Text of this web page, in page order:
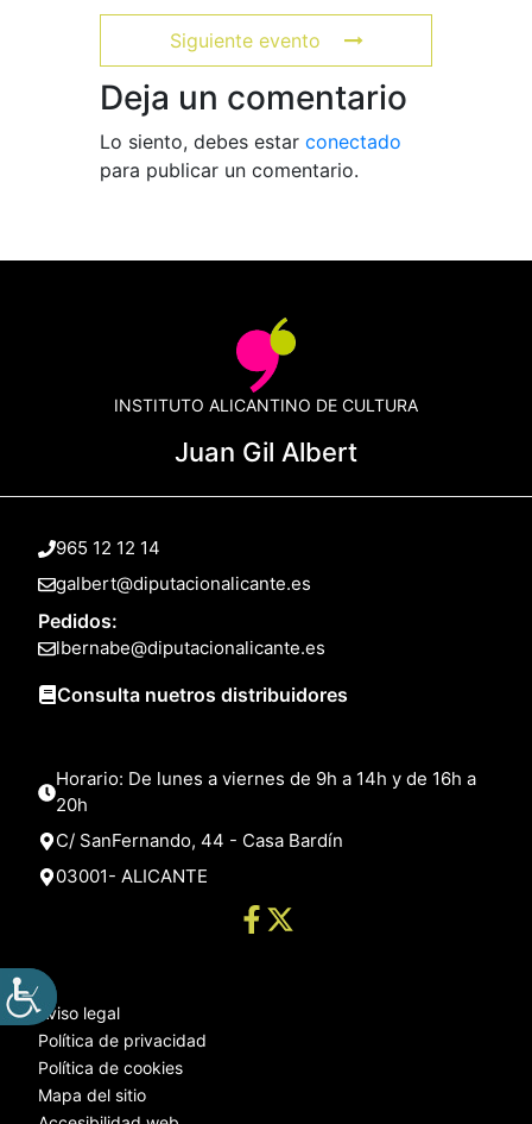
Siguiente evento
Deja un comentario
Lo siento, debes estar conectado
para publicar un comentario.
INSTITUTO ALICANTINO DE CULTURA
Juan Gil Albert
965 12 12 14
galbert@diputacionalicante.es
Pedidos:
lbernabe@diputacionalicante.es
Consulta nuetros distribuidores
Horario: De lunes a viernes de 9h a 14h y de 16h a
20h
C/ SanFernando, 44 - Casa Bardín
03001- ALICANTE
Aviso legal
Política de privacidad
Política de cookies
Mapa del sitio